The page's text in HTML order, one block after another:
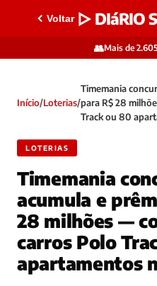
Voltar ▷ DIáRIO
👥Mais de
Início/Loterias/
Timemania
para R$ 28
Track ou 80
LOTERIAS
Timemania
acumula e
28 milhões —
carros Polo
apartamentos